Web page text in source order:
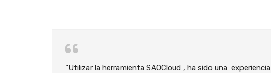
“Utilizar la herramienta SAOCloud , ha sido una